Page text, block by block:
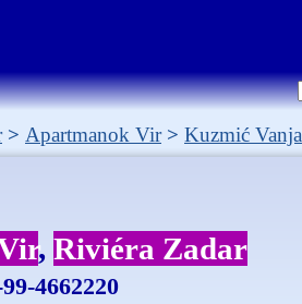
Apartmanok Vir Kuzmić Vanja
Riviéra Zadar
4662220